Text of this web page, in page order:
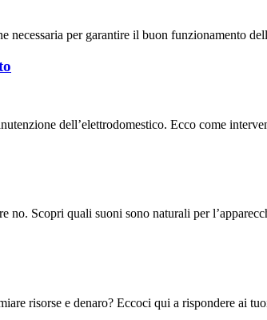
necessaria per garantire il buon funzionamento
dell’elettrodomestico. Ecco come
no. Scopri quali suoni sono naturali per
risorse e denaro? Eccoci qui a rispondere ai